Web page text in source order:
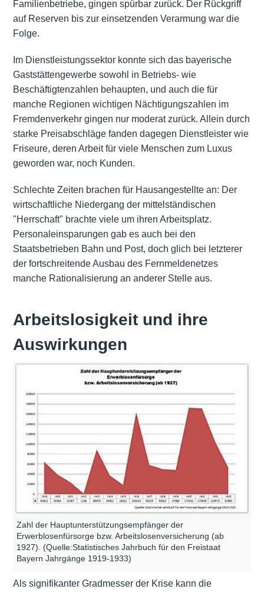
Familienbetriebe, gingen spürbar zurück. Der Rückgriff
auf Reserven bis zur einsetzenden Verarmung war die
Folge.
Im Dienstleistungssektor konnte sich das bayerische
Gaststättengewerbe sowohl in Betriebs- wie
Beschäftigtenzahlen behaupten, und auch die für
manche Regionen wichtigen Nächtigungszahlen im
Fremdenverkehr gingen nur moderat zurück. Allein durch
starke Preisabschläge fanden dagegen Dienstleister wie
Friseure, deren Arbeit für viele Menschen zum Luxus
geworden war, noch Kunden.
Schlechte Zeiten brachen für Hausangestellte an: Der
wirtschaftliche Niedergang der mittelständischen
"Herrschaft" brachte viele um ihren Arbeitsplatz.
Personaleinsparungen gab es auch bei den
Staatsbetrieben Bahn und Post, doch glich bei letzterer
der fortschreitende Ausbau des Fernmeldenetzes
manche Rationalisierung an anderer Stelle aus.
Arbeitslosigkeit und ihre
Auswirkungen
Zahl der Hauptunterstützungsempfänger der
Erwerblosenfürsorge bzw. Arbeitslosenversicherung (ab
1927). (Quelle:Statistisches Jahrbuch für den Freistaat
Bayern Jahrgänge 1919-1933)
Als signifikanter Gradmesser der Krise kann die